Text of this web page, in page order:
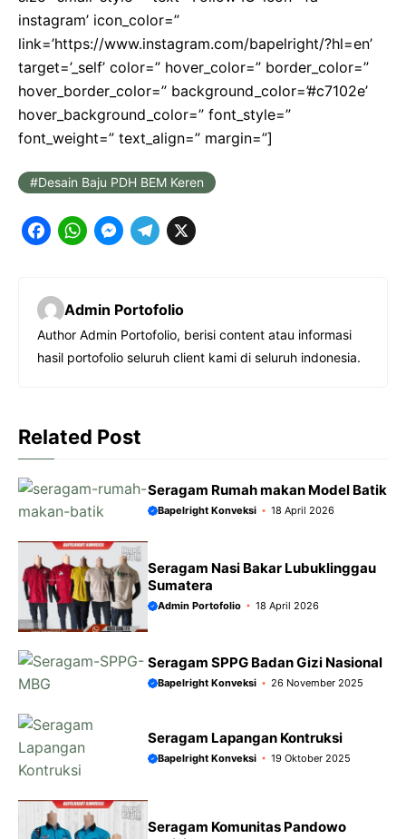
instagram’ icon_color=”
link=’https://www.instagram.com/bapelright/?hl=en’
target=’_self’ color=” hover_color=” border_color=”
hover_border_color=” background_color=’#c7102e’
hover_background_color=” font_style=”
font_weight=” text_align=” margin=”]
Desain Baju PDH BEM Keren
F
c
e
b
k
W
t
s
p
M
s
e
e
T
e
g
m
X
Admin Portofolio
Author Admin Portofolio, berisi content atau informasi
hasil portofolio seluruh client kami di seluruh indonesia.
Related Post
Seragam Rumah makan Model Batik
Bapelright Konveksi 18 April 2026
Seragam Nasi Bakar Lubuklinggau
Sumatera
Admin Portofolio 18 April 2026
Seragam SPPG Badan Gizi Nasional
Bapelright Konveksi 26 November 2025
Seragam Lapangan Kontruksi
Bapelright Konveksi 19 Oktober 2025
Seragam Komunitas Pandowo